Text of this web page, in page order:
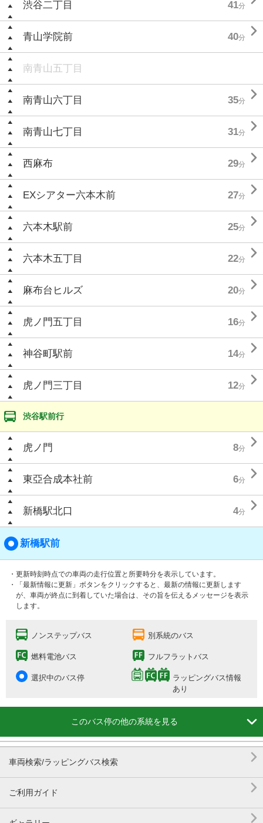
渋谷二丁目 41分
青山学院前 40分 
南青山五丁目
南青山六丁目 35分 
南青山七丁目 31分 
西麻布 29分 
EXシアター六本木前 27分 
六本木駅前 25分 
六本木五丁目 22分 
麻布台ヒルズ 20分 
虎ノ門五丁目 16分 
神谷町駅前 14分 
虎ノ門三丁目 12分 
渋谷駅前行
虎ノ門 8分 
東亞合成本社前 6分 
新橋駅北口 4分 
新橋駅前
・更新時刻時点での車両の走行位置と所要時分を表示しています。
・「最新情報に更新」ボタンをクリックすると、最新の情報に更新します
が、車両が終点に到着していた場合は、その旨を伝えるメッセージを表示
します。
ノンステップバス 別系統のバス
燃料電池バス フルフラットバス
選択中のバス停
ラッピングバス情報
あり
このバス停の他の系統を見る 
車両検索/ラッピングバス検索 
ご利用ガイド 
